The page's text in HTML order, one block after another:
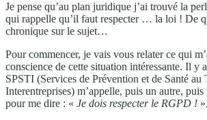
Je pense qu’au plan juridique j’ai trouvé la
qui rappelle qu’il faut respecter … la loi ! De
chronique sur le sujet…
Pour commencer, je vais vous relater ce qui
conscience de cette situation intéressante. Il y
SPSTI (Services de Prévention et de Santé au
Interentreprises) m’appelle, puis un autre,
pour me dire : « Je dois respecter le RGPD ! ».